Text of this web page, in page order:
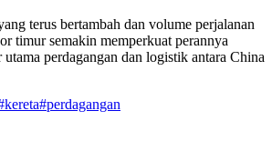
terus bertambah dan volume perjalanan
timur semakin memperkuat perannya
utama perdagangan dan logistik antara China
kereta#perdagangan